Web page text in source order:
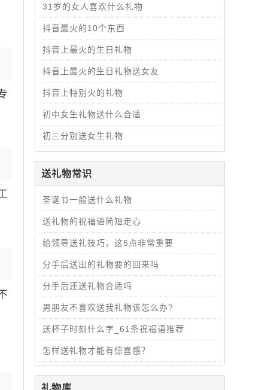
31岁的女人喜欢什么礼物
抖音最火的10个东西
抖音上最火的生日礼物
抖音上最火的生日礼物送女友
抖音上特别火的礼物
初中女生礼物送什么合适
初三分别送女生礼物
送礼物常识
圣诞节一般送什么礼物
送礼物的祝福语简短走心
给领导送礼技巧，这6点非常重要
分手后送出的礼物要的回来吗
分手后还送礼物合适吗
男朋友不喜欢送我礼物该怎么办?
送杯子时刻什么字_61条祝福语推荐
怎样送礼物才能有惊喜感？